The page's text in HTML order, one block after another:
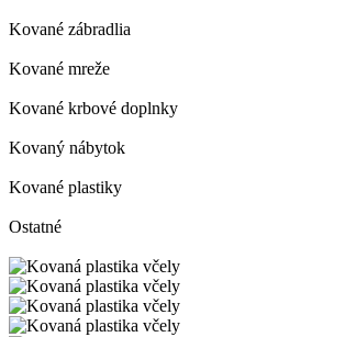
Kované zábradlia
Kované mreže
Kované krbové doplnky
Kovaný nábytok
Kované plastiky
Ostatné